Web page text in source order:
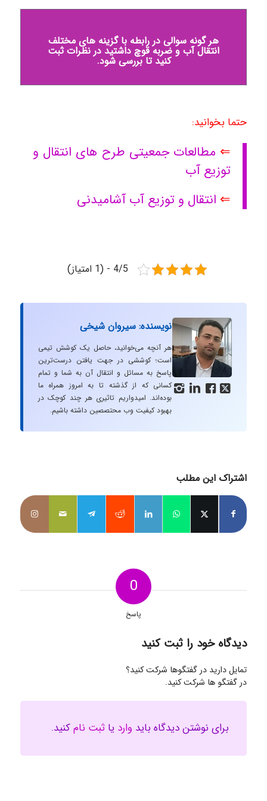
هر گونه سوالی در رابطه با گزینه های مختلف
انتقال آب و ضربه قوچ داشتید در نظرات ثبت
کنید تا بررسی شود.
حتما بخوانید:
⇐ مطالعات جمعیتی طرح های انتقال و
توزیع آب
⇐ انتقال و توزیع آب آشامیدنی
4/5 - (1 امتیاز)
   
نویسنده: سیروان شیخی
هر آنچه می‌خوانید، حاصل یک کوشش تیمی
است؛ کوششی در جهت یافتن درست‌ترین
پاسخ به مسائل و انتقال آن به شما و تمام
کسانی که از گذشته تا به امروز همراه ما
بوده‌اند. امیدواریم تاثیری هر چند کوچک در
بهبود کیفیت وب محتصصین داشته باشیم.
اشتراک این مطلب
0
پاسخ
دیدگاه خود را ثبت کنید
تمایل دارید در گفتگوها شرکت کنید؟
در گفتگو ها شرکت کنید.
برای نوشتن دیدگاه باید وارد یا ثبت نامکنید.